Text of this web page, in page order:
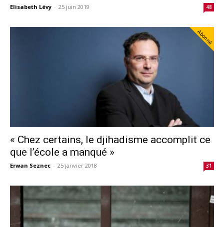
Elisabeth Lévy - 25 juin 2019 48
Abonné
« Chez certains, le djihadisme accomplit ce
que l’école a manqué »
Erwan Seznec - 25 janvier 2018 31